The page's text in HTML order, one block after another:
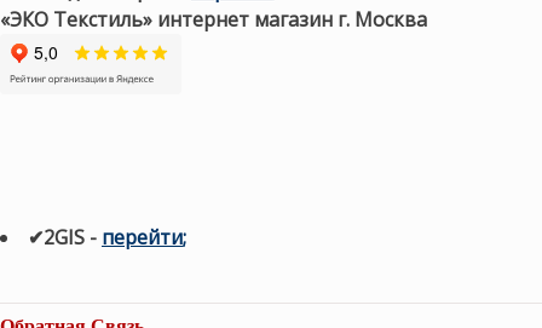
«ЭКО Текстиль» интернет магазин г. Москва
✔2GIS - перейти;